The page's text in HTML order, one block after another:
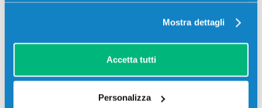
Mostra dettagli
Accetta tutti
Personalizza
LexmarkCS921 LexmarkCS921DE